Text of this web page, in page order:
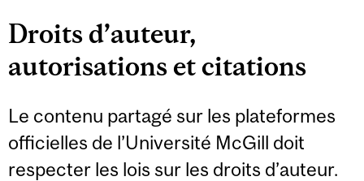
Droits d’auteur,
autorisations et citations
Le contenu partagé sur les plateformes
officielles de l’Université McGill doit
respecter les lois sur les droits d’auteur.